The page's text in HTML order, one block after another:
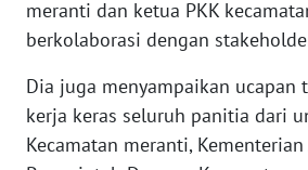
meranti dan ketua PKK
berkolaborasi dengan
Dia juga menyampaikan ucapan
kerja keras seluruh panitia dari
Kecamatan meranti, Kementerian
WN
JATENG